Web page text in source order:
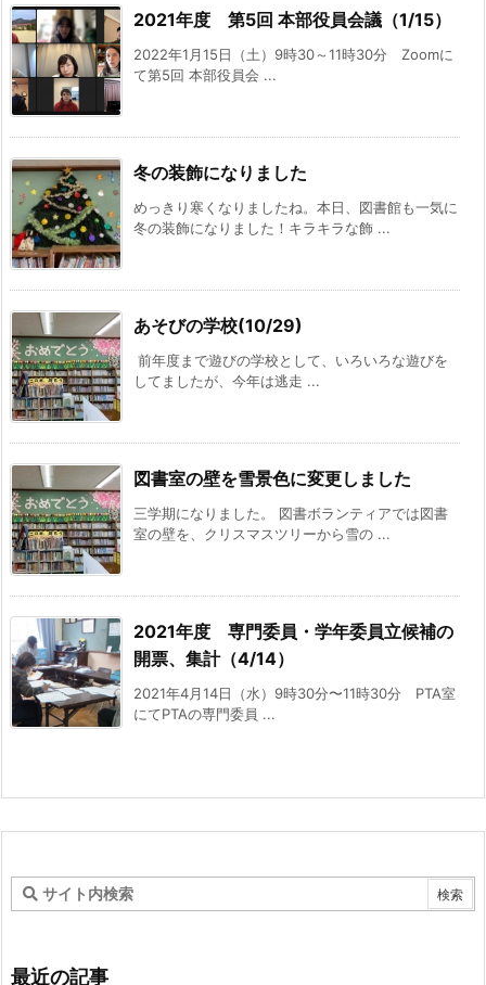
2021年度 第5回 本部役員会議（1/15）
2022年1月15日（土）9時30～11時30分 Zoomに
て第5回 本部役員会 ...
冬の装飾になりました
めっきり寒くなりましたね。本日、図書館も一気に
冬の装飾になりました！キラキラな飾 ...
あそびの学校(10/29)
前年度まで遊びの学校として、いろいろな遊びを
してましたが、今年は逃走 ...
図書室の壁を雪景色に変更しました
三学期になりました。 図書ボランティアでは図書
室の壁を、クリスマスツリーから雪の ...
2021年度 専門委員・学年委員立候補の
開票、集計（4/14）
2021年4月14日（水）9時30分〜11時30分 PTA室
にてPTAの専門委員 ...
最近の記事